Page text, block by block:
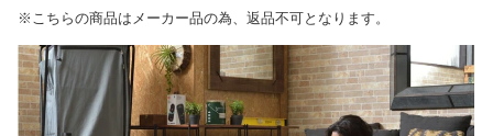
※こちらの商品はメーカー品の為、返品不可となります。